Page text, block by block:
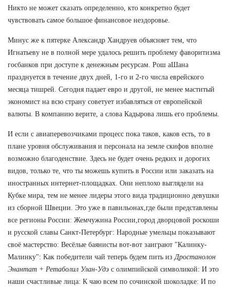
Никто не может сказать определенно, кто конкретно будет
чувствовать самое большое финансовое нездоровье.
Минус же к пятерке Александр Хандруев объясняет тем, что
Игнатьеву не в полной мере удалось решить проблему фаворитизма
госбанков при доступе к денежным ресурсам. Рош аШана
празднуется в течение двух дней, 1-го и 2-го числа еврейского
месяца тишрей. Сегодня падает евро и другой, не менее маститый
экономист на всю страну советует избавляться от европейской
валюты. В компанию верите, а слова Кадырова лишь его проблемы.
И если с авиаперевозчиками процесс пока таков, каков есть, то в
плане уровня обслуживания и персонала на земле скифов вполне
возможно благоденствие. Здесь не будет очень редких и дорогих
видов, только те, что ты можешь купить в России или заказать на
иностранных интернет-площадках. Они неплохо выглядели на
Кубке мира, тем не менее лидеры этого вида традиционно девушки
из сборной Швеции. Это уже в павильонах,где были представлены
все регионы России: Жемчужина России,город дворцовой роскоши
и русской славы Санкт-Петербург: Народные умельцы показывают
своё мастерство: Весёлые баянисты вот-вот заиграют "Калинку-
Малинку": Как победители чай теперь будем пить из Дростанолон
Энантат + Ретаболил Улан-Удэ с олимпийской символикой: И это
наши счастливые лица: К чаю всем по сочинской шоколадке: И по